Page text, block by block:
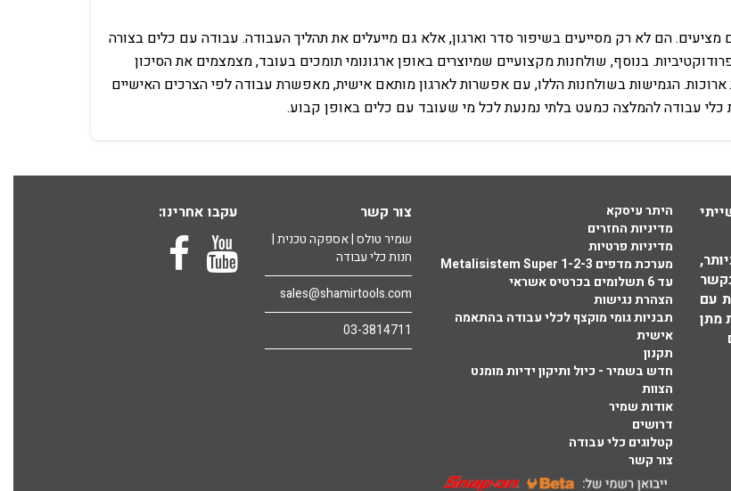
מציעים. הם לא רק מסייעים בשיפור סדר וארגון, אלא גם מייעלים את תהליך העבודה. עבודה עם כלים בצורה
בנוסף, שולחנות מקצועיים שמיוצרים באופן ארגונומי תומכים בעובד, מצמצמים את הסיכון
הגמישות בשולחנות הללו, עם אפשרות לארגון מותאם אישית, מאפשרת עבודה לפי הצרכים האישיים
עבודה להמלצה כמעט בלתי נמנעת לכל מי שעובד עם כלים באופן קבוע.
עקבו אחרינו: צור קשר
שמיר טולס | אספקה טכנית |
חנות כלי עבודה
sales@shamirtools.com
03-3814711
היתר עיסקא
מדיניות החזרים
מדיניות פרטיות
מערכת מדפים Metalisistem Super 1-2-3
עד 6 תשלומים בכרטיס אשראי
הצהרת נגישות
תבניות גומי מוקצף לכלי עבודה בהתאמה
אישית
תקנון
חדש בשמיר - כיול ותיקון ידיות מומנט
הצוות
אודות שמיר
דרושים
קטלוגים כלי עבודה
צור קשר
עם
מתן